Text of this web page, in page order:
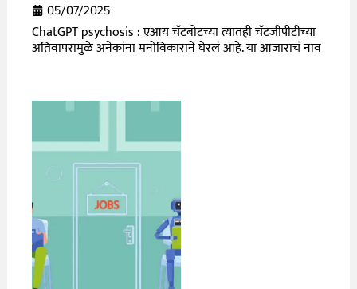
05/07/2025
ChatGPT psychosis : एआय चॅटबोटच्या त्यातही चॅटजीपीटीच्या
अतिवापरामुळे अनेकांना मनोविकाराने घेरलं आहे. या आजाराचं नाव